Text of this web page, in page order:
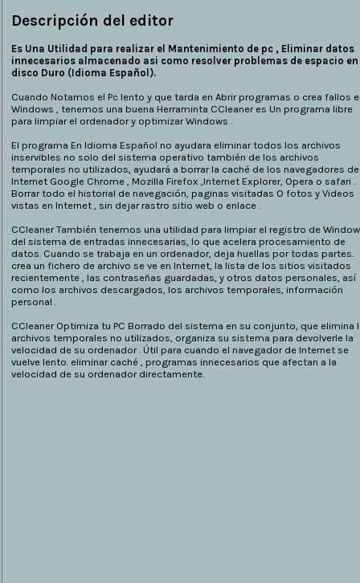
Descripción del editor
Es Una Utilidad para realizar el Mantenimiento de pc , Eliminar datos
innecesarios almacenado asi como resolver problemas de espacio en
disco Duro (Idioma Español).
Cuando Notamos el Pc lento y que tarda en Abrir programas o crea fallos
Windows , tenemos una buena Herraminta CCleaner es Un programa libre
para limpiar el ordenador y optimizar Windows .
El programa En Idioma Español no ayudara eliminar todos los archivos
inservibles no solo del sistema operativo también de los archivos
temporales no utilizados, ayudará a borrar la caché de los navegadores de
Internet Google Chrome , Mozilla Firefox ,Internet Explorer, Opera o safari .
Borrar todo el historial de navegación, paginas visitadas O fotos y Videos
vistas en Internet , sin dejar rastro sitio web o enlace .
CCleaner También tenemos una utilidad para limpiar el registro de
del sistema de entradas innecesarias, lo que acelera procesamiento de
datos. Cuando se trabaja en un ordenador, deja huellas por todas partes.
crea un fichero de archivo se ve en Internet, la lista de los sitios visitados
recientemente , las contraseñas guardadas, y otros datos personales, así
como los archivos descargados, los archivos temporales, información
personal .
CCleaner Optimiza tu PC Borrado del sistema en su conjunto, que elimina
archivos temporales no utilizados, organiza su sistema para devolverle la
velocidad de su ordenador . Útil para cuando el navegador de Internet se
vuelve lento. eliminar caché , programas innecesarios que afectan a la
velocidad de su ordenador directamente.